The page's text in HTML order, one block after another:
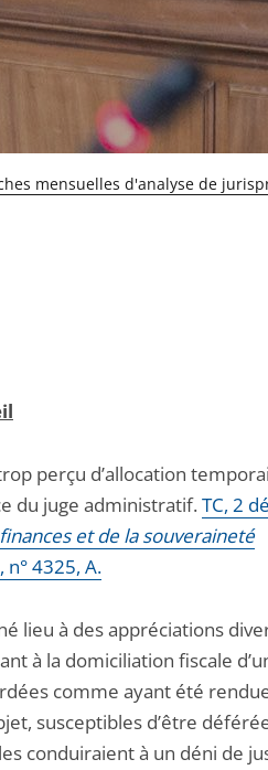
mensuelles d'analyse de
perçu d’allocation
du juge administratif. TC, 2
et de la souveraineté
, n° 4325, A.
lieu à des appréciations
à la domiciliation fiscale
comme ayant été
susceptibles d’être
conduiraient à un déni de